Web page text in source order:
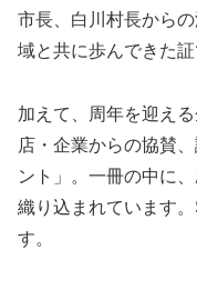
市長、白川村長から
域と共に歩んできた
加えて、周年を迎え
店・企業からの協賛
ント」。一冊の中に
織り込まれています
す。